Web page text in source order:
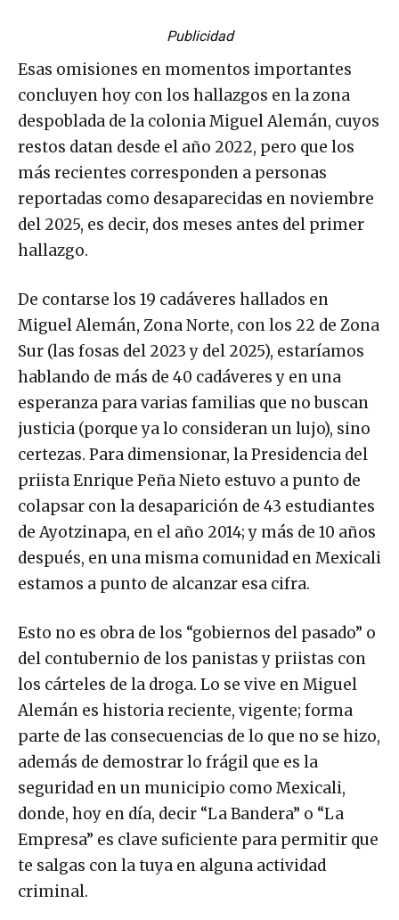
Publicidad
Esas omisiones en momentos importantes
concluyen hoy con los hallazgos en la zona
despoblada de la colonia Miguel Alemán, cuyos
restos datan desde el año 2022, pero que los
más recientes corresponden a personas
reportadas como desaparecidas en noviembre
del 2025, es decir, dos meses antes del primer
hallazgo.
De contarse los 19 cadáveres hallados en
Miguel Alemán, Zona Norte, con los 22 de Zona
Sur (las fosas del 2023 y del 2025), estaríamos
hablando de más de 40 cadáveres y en una
esperanza para varias familias que no buscan
justicia (porque ya lo consideran un lujo), sino
certezas. Para dimensionar, la Presidencia del
priista Enrique Peña Nieto estuvo a punto de
colapsar con la desaparición de 43 estudiantes
de Ayotzinapa, en el año 2014; y más de 10 años
después, en una misma comunidad en Mexicali
estamos a punto de alcanzar esa cifra.
Esto no es obra de los “gobiernos del pasado” o
del contubernio de los panistas y priistas con
los cárteles de la droga. Lo se vive en Miguel
Alemán es historia reciente, vigente; forma
parte de las consecuencias de lo que no se hizo,
además de demostrar lo frágil que es la
seguridad en un municipio como Mexicali,
donde, hoy en día, decir “La Bandera” o “La
Empresa” es clave suficiente para permitir que
te salgas con la tuya en alguna actividad
criminal.